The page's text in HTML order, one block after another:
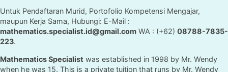
Untuk Pendaftaran Murid, Portofolio Kompetensi Mengajar,
maupun Kerja Sama, Hubungi: E-Mail :
mathematics.specialist.id@gmail.com WA : (+62) 08788-7835-
223.
Mathematics Specialist was established in 1998 by Mr. Wendy
when he was 15. This is a private tuition that runs by Mr. Wendy